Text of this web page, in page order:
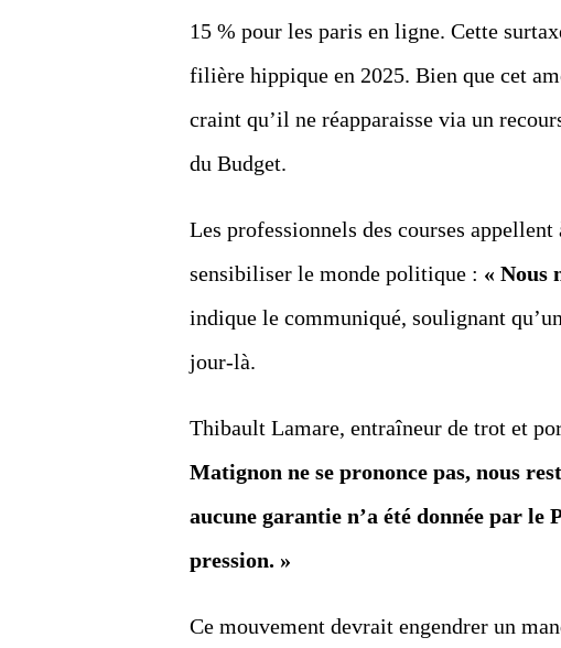
15 % pour les paris en ligne. Cette
filière hippique en 2025. Bien que cet
craint qu’il ne réapparaisse via un
du Budget.
Les professionnels des courses
sensibiliser le monde politique : « Nous
indique le communiqué, soulignant
jour-là.
Thibault Lamare, entraîneur de trot et
Matignon ne se prononce pas, nous
aucune garantie n’a été donnée par
pression. »
Ce mouvement devrait engendrer un